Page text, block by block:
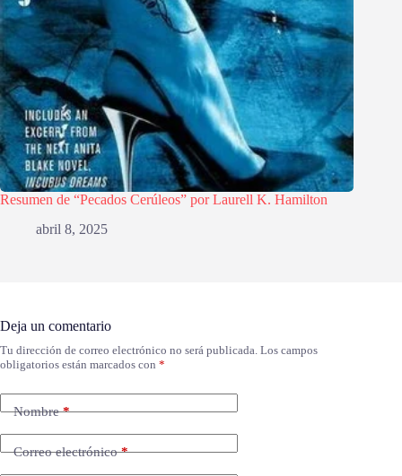
Resumen de “Pecados Cerúleos” por Laurell K. Hamilton
abril 8, 2025
Deja un comentario
Tu dirección de correo electrónico no será publicada. Los campos
obligatorios están marcados con *
Nombre*
Correo electrónico*